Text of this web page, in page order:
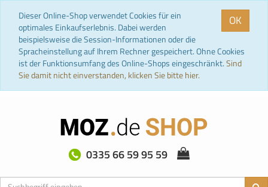
OK
Dieser Online-Shop verwendet Cookies für ein
optimales Einkaufserlebnis. Dabei werden
beispielsweise die Session-Informationen oder die
Spracheinstellung auf Ihrem Rechner gespeichert. Ohne Cookies
ist der Funktionsumfang des Online-Shops eingeschränkt.Sind
Sie damit nicht einverstanden, klicken Sie bitte hier.
0335 66 59 95 59